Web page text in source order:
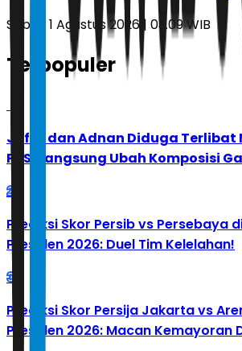
Sabtu, 1 Agustus 2026 | 03.09 WIB
Terpopuler
Jafar dan Adnan Diduga Terlibat
PBSI Langsung Ubah Komposisi
2
Prediksi Skor Persib vs Persebaya
Presiden 2026: Duel Tim Kelelahan!
3
Prediksi Skor Persija Jakarta vs
Presiden 2026: Macan Kemayoran